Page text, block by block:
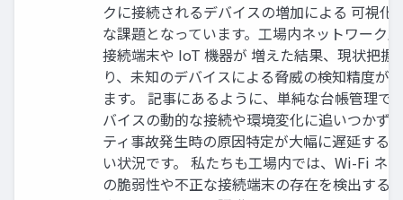
クに接続されるデバイスの増加による 可視化
な課題となっています。工場内ネットワーク
接続端末や IoT 機器が 増えた結果、現状把握
り、未知のデバイスによる脅威の検知精度が
ます。 記事にあるように、単純な台帳管理で
バイスの動的な接続や環境変化に追いつかず
ティ事故発生時の原因特定が大幅に遅延する
い状況です。 私たちも工場内では、Wi-Fi ネ
の脆弱性や不正な接続端末の存在を検出する